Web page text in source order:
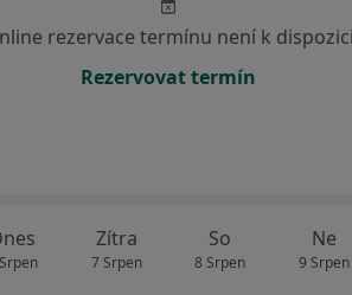
rezervace termínu není k dispozici
Rezervovat termín
Zítra
7 Srpen
So
8 Srpen
Ne
9 Srpen